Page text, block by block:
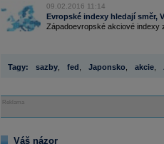
09.02.2016 11:14
Evropské indexy hledají směr,
Západoevropské akciové indexy
Tagy: sazby, fed Japonsko, akcie,
Reklama
Váš názor